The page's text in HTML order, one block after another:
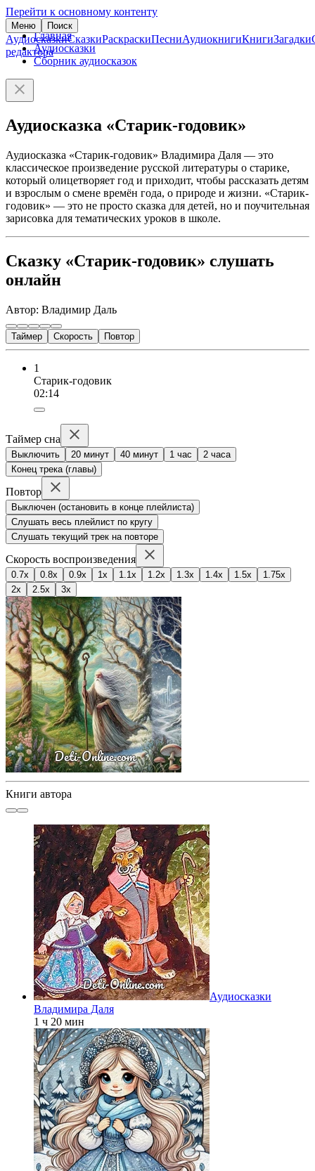
Перейти к основному контенту
Меню Поиск
АудиосказкиСказкиРаскраскиПесниАудиокнигиКнигиЗагадки
редактора
Главная
Аудиосказки
Сборник аудиосказок
Аудиосказка «Старик-годовик»
Аудиосказка «Старик-годовик» Владимира Даля — это
классическое произведение русской литературы о старике,
который олицетворяет год и приходит, чтобы рассказать детям
и взрослым о смене времён года, о природе и жизни. «Старик-
годовик» — это не просто сказка для детей, но и поучительная
зарисовка для тематических уроков в школе.
Сказку «Старик-годовик» слушать
онлайн
Автор: Владимир Даль
Таймер Скорость Повтор
1
Старик-годовик
02:14
Таймер сна
Выключить 20 минут 40 минут 1 час
2 часа
Конец трека (главы)
Повтор
Выключен (остановить в конце плейлиста)
Слушать весь плейлист по кругу
Слушать текущий трек на повторе
Скорость воспроизведения
0.7x 0.8x 0.9x 1x 1.1x 1.2x 1.3x 1.4x 1.5x
1.75x
2x
2.5x 3x
Книги автора
Аудиосказки
Владимира Даля
1 ч 20 мин